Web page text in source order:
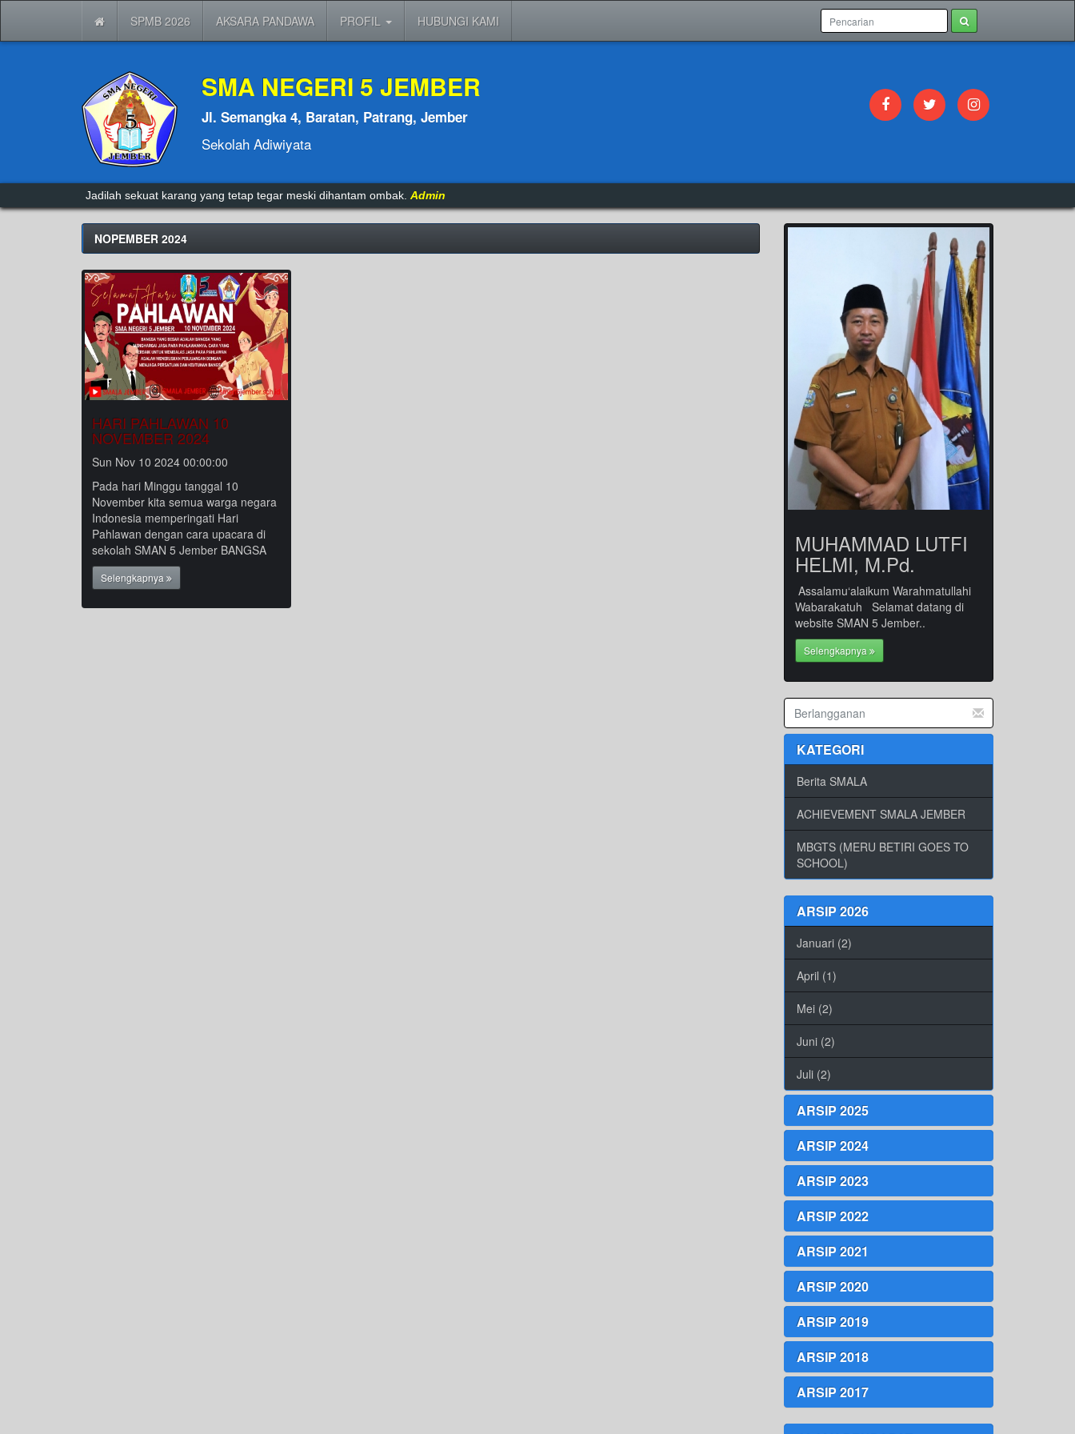
SPMB 2026 AKSARA PANDAWA PROFIL HUBUNGI KAMI
SMA NEGERI 5 JEMBER
Jl. Semangka 4, Baratan, Patrang, Jember
Sekolah Adiwiyata
Jadilah sekuat karang yang tetap tegar meski dihantam ombak. Admin
NOPEMBER 2024
HARI PAHLAWAN 10
NOVEMBER 2024
Sun Nov 10 2024 00:00:00
Pada hari Minggu tanggal 10
November kita semua warga negara
Indonesia memperingati Hari
Pahlawan dengan cara upacara di
sekolah SMAN 5 Jember BANGSA
Selengkapnya
MUHAMMAD LUTFI
HELMI, M.Pd.
Assalamu‘alaikum Warahmatullahi
Wabarakatuh Selamat datang di
website SMAN 5 Jember..
Selengkapnya
KATEGORI
Berita SMALA
ACHIEVEMENT SMALA JEMBER
MBGTS (MERU BETIRI GOES TO
SCHOOL)
ARSIP 2026
Januari (2)
April (1)
Mei (2)
Juni (2)
Juli (2)
ARSIP 2025
ARSIP 2024
ARSIP 2023
ARSIP 2022
ARSIP 2021
ARSIP 2020
ARSIP 2019
ARSIP 2018
ARSIP 2017